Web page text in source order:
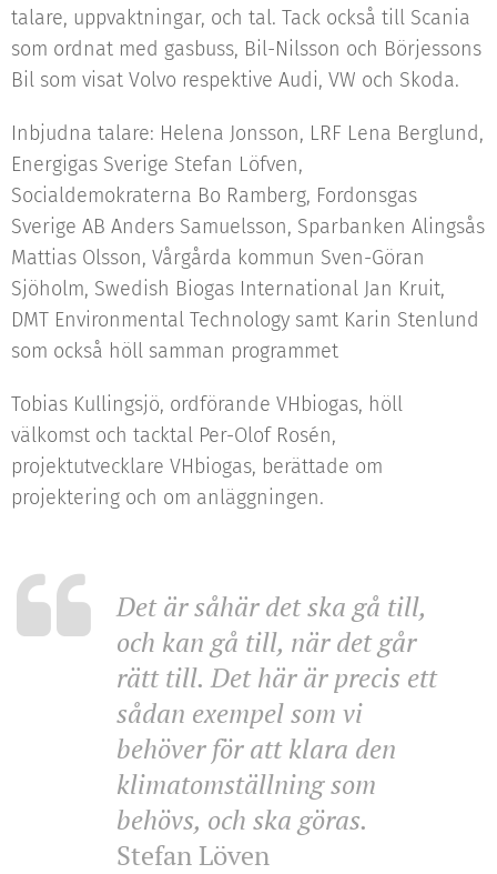
talare, uppvaktningar, och tal. Tack också till Scania
som ordnat med gasbuss, Bil-Nilsson och Börjessons
Bil som visat Volvo respektive Audi, VW och Skoda.
Inbjudna talare: Helena Jonsson, LRF Lena Berglund,
Energigas Sverige Stefan Löfven,
Socialdemokraterna Bo Ramberg, Fordonsgas
Sverige AB Anders Samuelsson, Sparbanken Alingsås
Mattias Olsson, Vårgårda kommun Sven-Göran
Sjöholm, Swedish Biogas International Jan Kruit,
DMT Environmental Technology samt Karin Stenlund
som också höll samman programmet
Tobias Kullingsjö, ordförande VHbiogas, höll
välkomst och tacktal Per-Olof Rosén,
projektutvecklare VHbiogas, berättade om
projektering och om anläggningen.
Det är såhär det ska gå till,
och kan gå till, när det går
rätt till. Det här är precis ett
sådan exempel som vi
behöver för att klara den
klimatomställning som
behövs, och ska göras.
Stefan Löven